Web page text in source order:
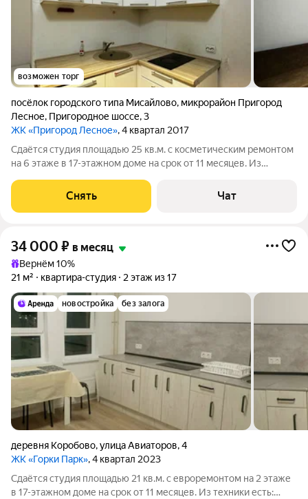
возможен торг
посёлок городского типа Мисайлово, микрорайон Пригород
Лесное, Пригородное шоссе,3
ЖК «Пригород Лесное», 4 квартал 2017
Сдаётся студия площадью 25 кв.м. с косметическим ремонтом
на 6 этаже в 17-этажном доме на срок от 11 месяцев. Из
монолитный. В подъезде 2 лифта - 1 грузовой и 1
пассажирский. Во дворе есть
Снять Чат
34 000 ₽ в месяц
Вернём 10%
21 м²
квартира-студия 2 этаж из 17
новостройка без залога
деревня Коробово,улица Авиаторов,4
ЖК «Горки Парк», 4 квартал 2023
Сдаётся студия площадью 21 кв.м. с евроремонтом на 2 этаже
в 17-этажном доме на срок от 11 месяцев. Из техники есть: